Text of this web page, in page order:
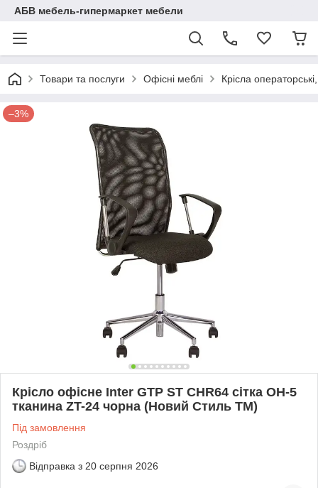
АБВ мебель-гипермаркет мебели
Товари та послуги Офісні меблі Крісла
–3%
Крісло офісне Inter GTP ST CHR64 сітка OH-5
тканина ZT-24 чорна (Новий Стиль ТМ)
Під замовлення
Роздріб
Відправка з 20 серпня 2026